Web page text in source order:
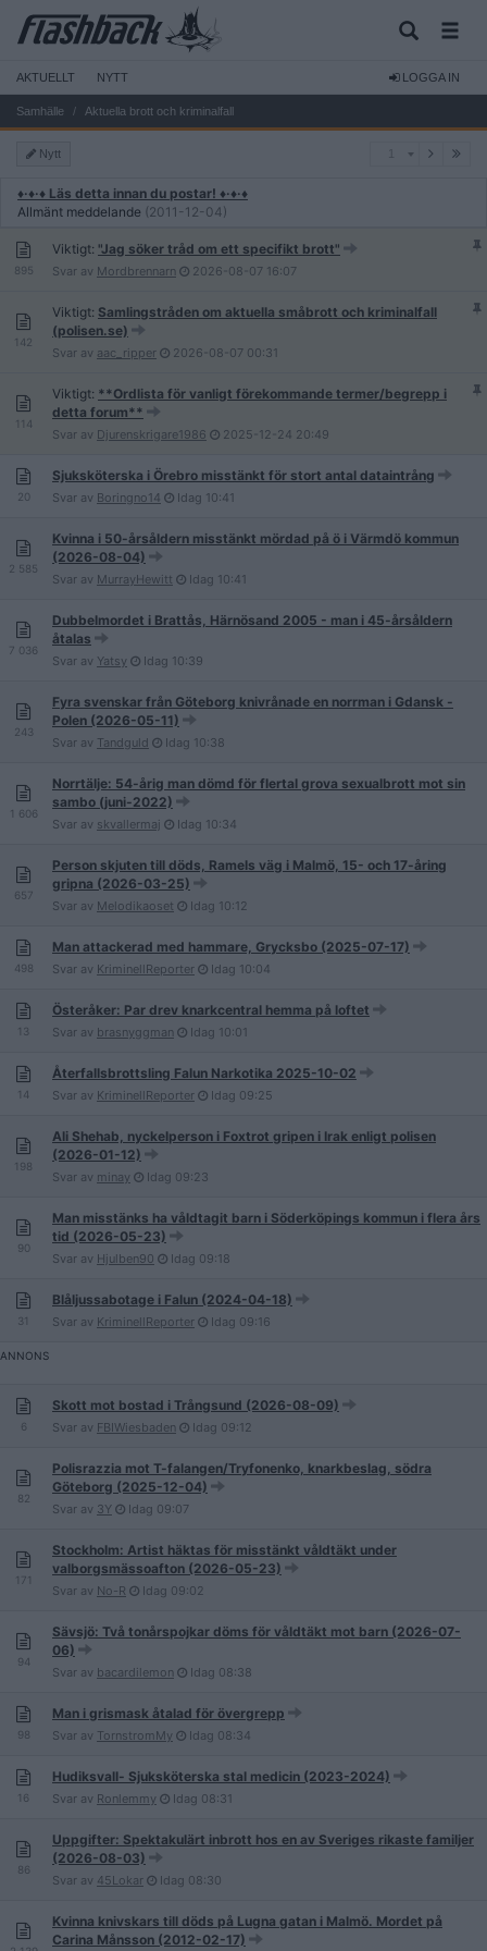
AKTUELLT NYTT LOGGA IN
Samhälle Aktuella brott och kriminalfall
Nytt
♦·♦·♦ Läs detta innan du postar! ♦·♦·♦
Allmänt meddelande (2011-12-04)
895
Viktigt: "Jag söker tråd om ett specifikt brott"
Svar av Mordbrennarn 2026-08-07 16:07
142
Viktigt: Samlingstråden om aktuella småbrott och kriminalfall
(polisen.se)
Svar av aac_ripper 2026-08-07 00:31
114
Viktigt: **Ordlista för vanligt förekommande termer/begrepp i
detta forum**
Svar av Djurenskrigare1986 2025-12-24 20:49
20
Sjuksköterska i Örebro misstänkt för stort antal dataintrång
Svar av Boringno14 Idag 10:41
2 585
Kvinna i 50-årsåldern misstänkt mördad på ö i Värmdö kommun
(2026-08-04)
Svar av MurrayHewitt Idag 10:41
7 036
Dubbelmordet i Brattås, Härnösand 2005 - man i 45-årsåldern
åtalas
Svar av Yatsy Idag 10:39
243
Fyra svenskar från Göteborg knivrånade en norrman i Gdansk -
Polen (2026-05-11)
Svar av Tandguld Idag 10:38
1 606
Norrtälje: 54-årig man dömd för flertal grova sexualbrott mot sin
sambo (juni-2022)
Svar av skvallermaj Idag 10:34
657
Person skjuten till döds, Ramels väg i Malmö, 15- och 17-åring
gripna (2026-03-25)
Svar av Melodikaoset Idag 10:12
498
Man attackerad med hammare, Grycksbo (2025-07-17)
Svar av KriminellReporter Idag 10:04
13
Österåker: Par drev knarkcentral hemma på loftet
Svar av brasnyggman Idag 10:01
14
Återfallsbrottsling Falun Narkotika 2025-10-02
Svar av KriminellReporter Idag 09:25
198
Ali Shehab, nyckelperson i Foxtrot gripen i Irak enligt polisen
(2026-01-12)
Svar av minay Idag 09:23
90
Man misstänks ha våldtagit barn i Söderköpings kommun i flera års
tid (2026-05-23)
Svar av Hjulben90 Idag 09:18
31
Blåljussabotage i Falun (2024-04-18)
Svar av KriminellReporter Idag 09:16
6
Skott mot bostad i Trångsund (2026-08-09)
Svar av FBIWiesbaden Idag 09:12
82
Polisrazzia mot T-falangen/Tryfonenko, knarkbeslag, södra
Göteborg (2025-12-04)
Svar av 3Y Idag 09:07
171
Stockholm: Artist häktas för misstänkt våldtäkt under
valborgsmässoafton (2026-05-23)
Svar av No-R Idag 09:02
94
Sävsjö: Två tonårspojkar döms för våldtäkt mot barn (2026-07-
06)
Svar av bacardilemon Idag 08:38
98
Man i grismask åtalad för övergrepp
Svar av TornstromMy Idag 08:34
16
Hudiksvall- Sjuksköterska stal medicin (2023-2024)
Svar av Ronlemmy Idag 08:31
86
Uppgifter: Spektakulärt inbrott hos en av Sveriges rikaste familjer
(2026-08-03)
Svar av 45Lokar Idag 08:30
Kvinna knivskars till döds på Lugna gatan i Malmö. Mordet på
Carina Månsson (2012-02-17)